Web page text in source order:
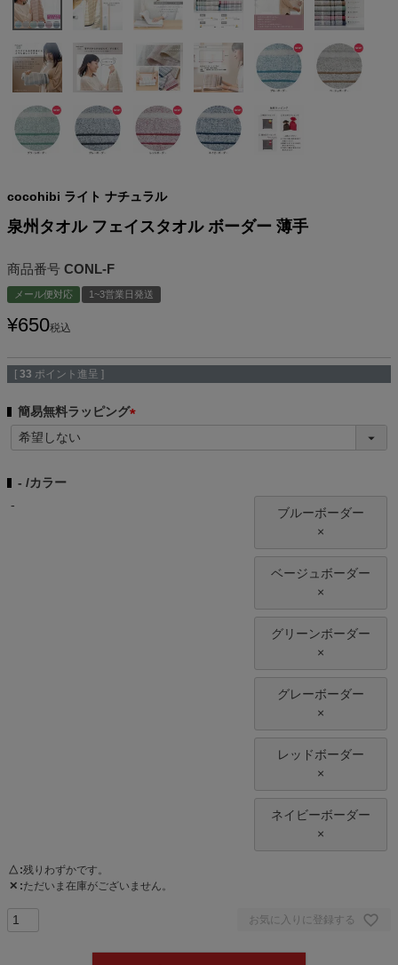
cocohibi ライト ナチュラル
泉州タオル フェイスタオル ボーダー 薄手
商品番号 CONL-F
メール便対応 1~3営業日発送
¥650税込
[ 33 ポイント進呈 ]
簡易無料ラッピング
必
-
カラー
-
ブルーボーダー
×
ベージュボーダー
×
グリーンボーダー
×
グレーボーダー
×
レッドボーダー
×
ネイビーボーダー
×
△ 残りわずかです。
✕ ただいま在庫がございません。
お気に入りに登録する